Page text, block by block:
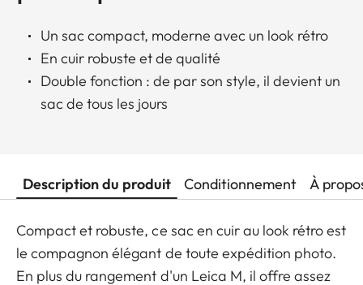
Un sac compact, moderne avec un look rétro
En cuir robuste et de qualité
Double fonction : de par son style, il devient un
sac de tous les jours
Description du produit Conditionnement À
Compact et robuste, ce sac en cuir au look rétro est
le compagnon élégant de toute expédition photo.
En plus du rangement d'un Leica M, il offre assez